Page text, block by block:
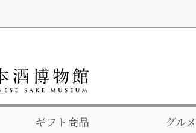
ギフト商品 グル